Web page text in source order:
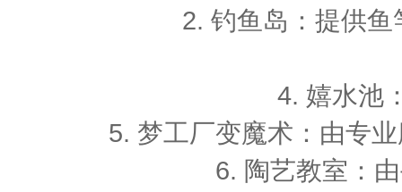
2. 钓鱼岛：提供鱼
4. 嬉水池
5. 梦工厂变魔术：由专
6. 陶艺教室：